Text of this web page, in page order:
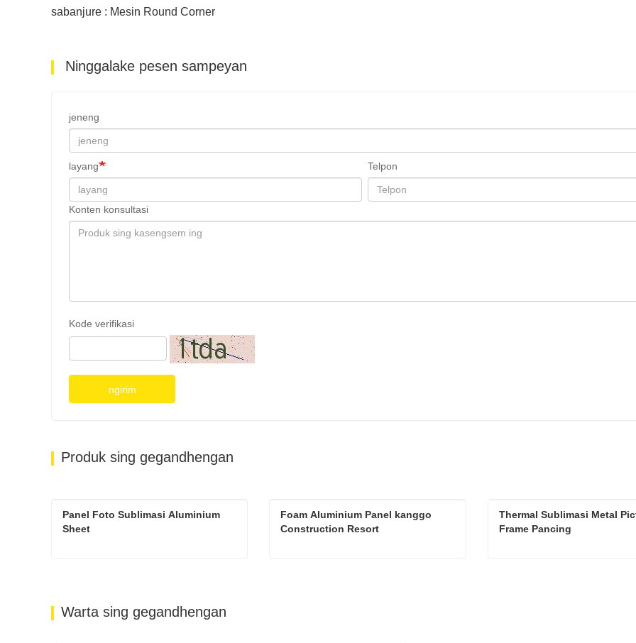
sabanjure : Mesin Round Corner
Ninggalake pesen sampeyan
jeneng
layang Telpon
Konten konsultasi
Kode verifikasi
ngirim
Produk sing gegandhengan
Panel Foto Sublimasi Aluminium
Sheet
Foam Aluminium Panel kanggo
Construction Resort
Thermal Sublimasi Metal
Frame Pancing
Warta sing gegandhengan